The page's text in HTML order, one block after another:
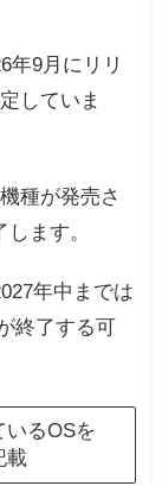
年9月にリリ
していま
種が発売さ
ます。
年中までは
終了する可
いるOSを
載